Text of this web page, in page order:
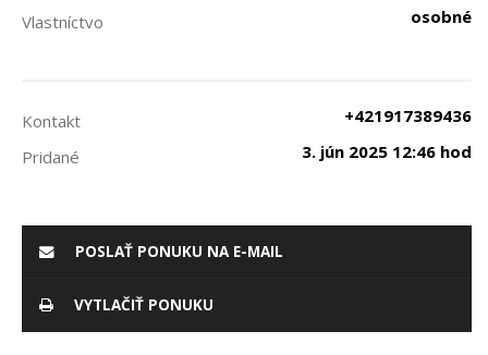
Vlastníctvo
osobné
Kontakt
+421917389436
Pridané
3. jún 2025 12:46 hod
POSLAŤ PONUKU NA E-MAIL
VYTLAČIŤ PONUKU